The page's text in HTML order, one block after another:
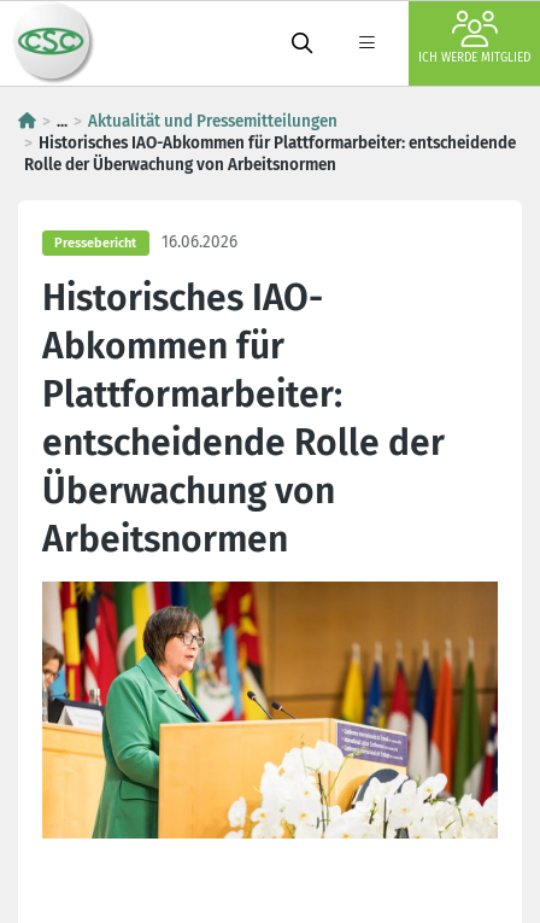
ICH WERDE MITGLIED
...
Aktualität und Pressemitteilungen
Historisches IAO-Abkommen für Plattformarbeiter: entscheidende
Rolle der Überwachung von Arbeitsnormen
Pressebericht 16.06.2026
Historisches IAO-
Abkommen für
Plattformarbeiter:
entscheidende Rolle der
Überwachung von
Arbeitsnormen